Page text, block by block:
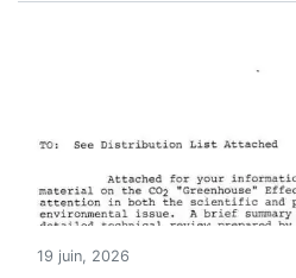
19 juin, 2026